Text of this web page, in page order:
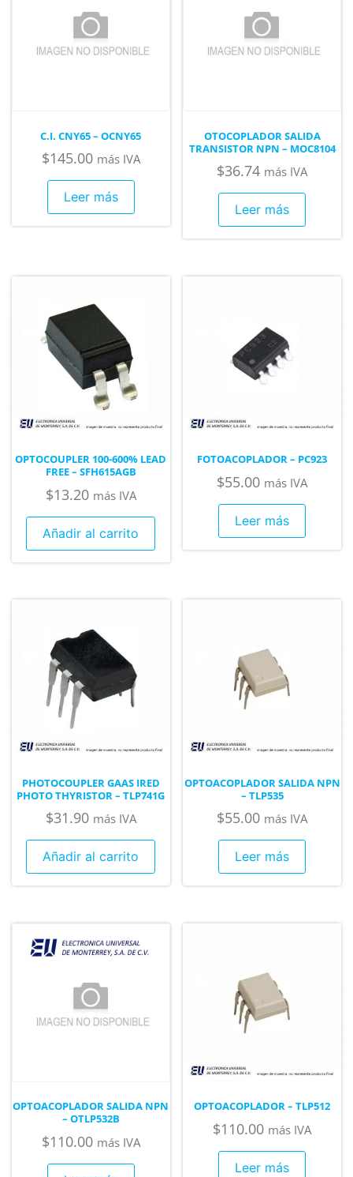
C.I. CNY65 – OCNY65
$145.00 más IVA
Leer más
OTOCOPLADOR SALIDA
TRANSISTOR NPN – MOC8104
$36.74 más IVA
Leer más
OPTOCOUPLER 100-600% LEAD
FREE – SFH615AGB
$13.20 más IVA
Añadir al carrito
FOTOACOPLADOR – PC923
$55.00 más IVA
Leer más
PHOTOCOUPLER GAAS IRED
PHOTO THYRISTOR – TLP741G
$31.90 más IVA
Añadir al carrito
OPTOACOPLADOR SALIDA NPN
– TLP535
$55.00 más IVA
Leer más
OPTOACOPLADOR SALIDA NPN
– OTLP532B
$110.00 más IVA
OPTOACOPLADOR – TLP512
$110.00 más IVA
Leer más